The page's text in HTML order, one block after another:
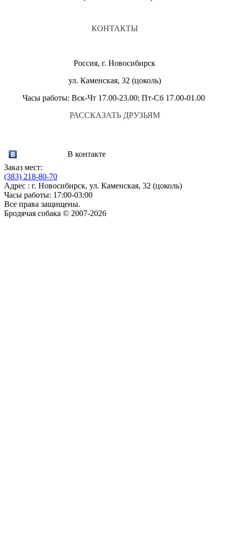
КОНТАКТЫ
Россия, г. Новосибирск
ул. Каменская, 32 (цоколь)
Часы работы: Вск-Чт 17.00-23.00; Пт-Сб 17.00-01.00
РАССКАЗАТЬ ДРУЗЬЯМ
В контакте
Заказ мест:
(383) 218-80-70
Адрес : г. Новосибирск, ул. Каменская, 32 (цоколь)
Часы работы: 17:00-03:00
Все права защищены.
Бродячая собака © 2007-2026